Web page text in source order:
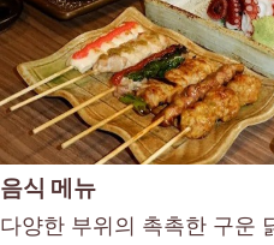
음식 메뉴
다양한 부위의 촉촉한 구운